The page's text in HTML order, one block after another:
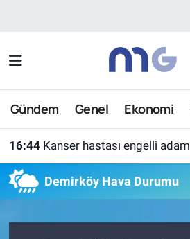
Gündem Genel Ekonomi
16:44 Kanser hastası engelli adamın hayalini bile kuramadığı
Demirköy Hava Durumu
Nöbetçi Eczaneler
Hava Durumu